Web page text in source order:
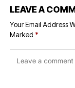
LEAVE A
Your Email Address
Marked *